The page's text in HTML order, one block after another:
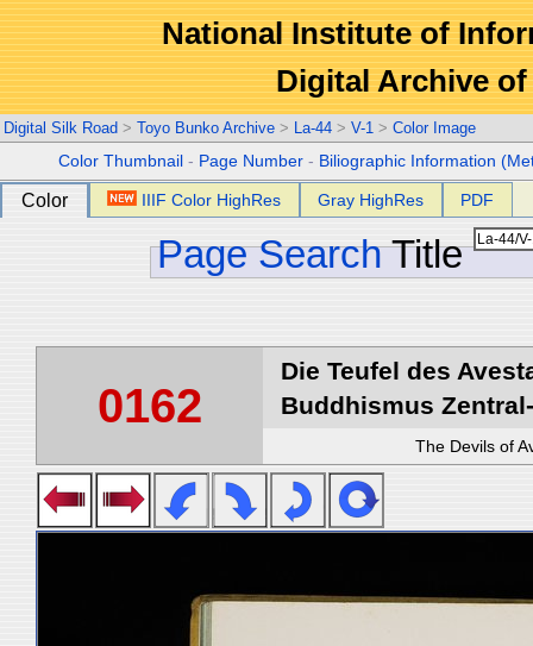
National Institute of
Digital Archive
Digital Silk Road > Toyo Bunko Archive > La-44 > V-1 > Color Image
Color Thumbnail - Page Number - Biliographic Information
Color IIIF Color HighRes Gray HighRes PDF
Page Search Title
0162
Die Teufel des
Buddhismus
The Devils of